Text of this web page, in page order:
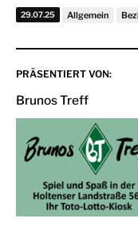
29.07.25 Allgemein
PRÄSENTIERT VON:
Brunos Treff